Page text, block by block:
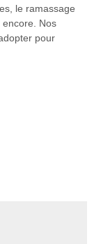
le ramassage
Nos
pour